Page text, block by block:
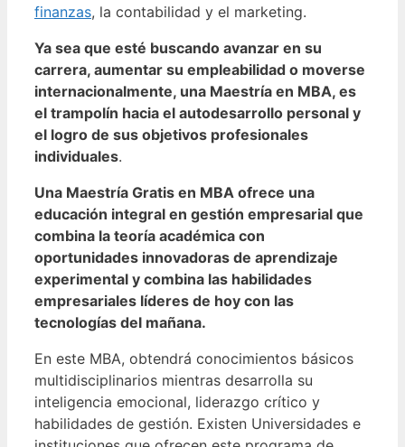
finanzas, la contabilidad y el marketing.
Ya sea que esté buscando avanzar en su
carrera, aumentar su empleabilidad o moverse
internacionalmente, una Maestría en MBA, es
el trampolín hacia el autodesarrollo personal y
el logro de sus objetivos profesionales
individuales.
Una Maestría Gratis en MBA ofrece una
educación integral en gestión empresarial que
combina la teoría académica con
oportunidades innovadoras de aprendizaje
experimental y combina las habilidades
empresariales líderes de hoy con las
tecnologías del mañana.
En este MBA, obtendrá conocimientos básicos
multidisciplinarios mientras desarrolla su
inteligencia emocional, liderazgo crítico y
habilidades de gestión. Existen Universidades e